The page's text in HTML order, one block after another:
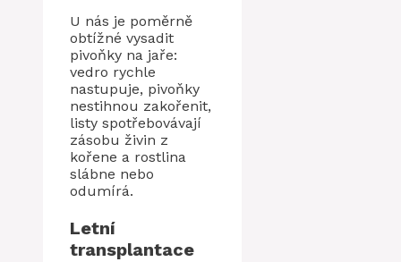
U nás je poměrně
obtížné vysadit
pivoňky na jaře:
vedro rychle
nastupuje, pivoňky
nestihnou zakořenit,
listy spotřebovávají
zásobu živin z
kořene a rostlina
slábne nebo
odumírá.
Letní
transplantace